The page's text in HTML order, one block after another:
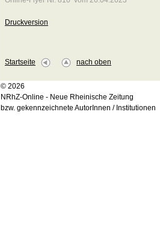
Druckversion
Startseite nach oben
© 2026
NRhZ-Online - Neue Rheinische Zeitung
bzw. gekennzeichnete AutorInnen / Institutionen